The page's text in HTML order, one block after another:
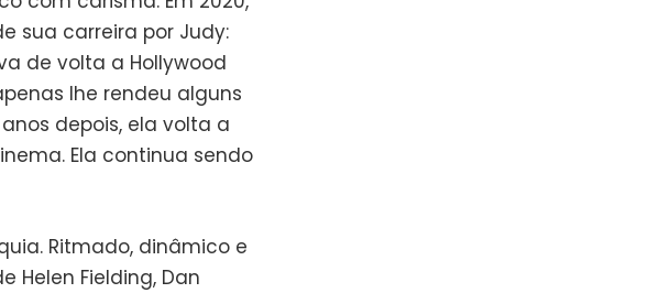
sua carreira por Judy:
de volta a Hollywood
lhe rendeu alguns
depois, ela volta a
Ela continua sendo
Ritmado, dinâmico e
Helen Fielding, Dan